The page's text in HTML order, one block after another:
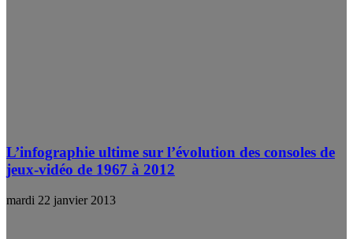
L’infographie ultime sur l’évolution des consoles de
jeux-vidéo de 1967 à 2012
mardi 22 janvier 2013